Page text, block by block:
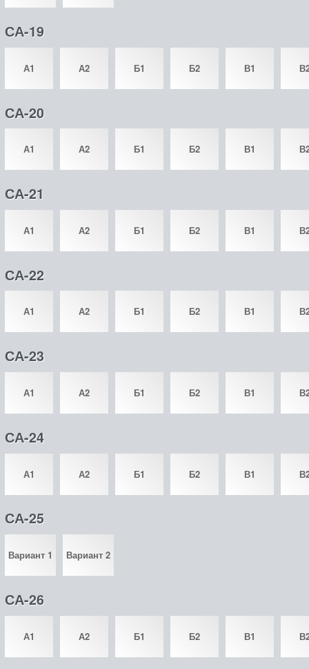
СА-19
А1 А2 Б1 Б2 В1
СА-20
А1 А2 Б1 Б2 В1
СА-21
А1 А2 Б1 Б2 В1
СА-22
А1 А2 Б1 Б2 В1
СА-23
А1 А2 Б1 Б2 В1
СА-24
А1 А2 Б1 Б2 В1
СА-25
Вариант 1 Вариант 2
СА-26
А1 А2 Б1 Б2 В1